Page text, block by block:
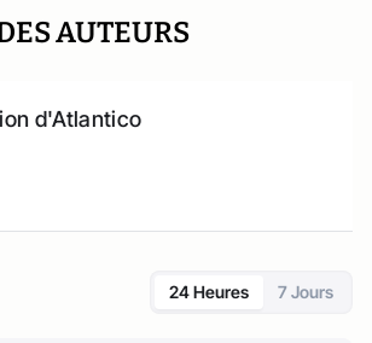
AUTEURS
d'Atlantico
24 Heures 7 Jours